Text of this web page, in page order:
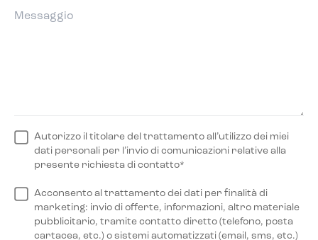
Autorizzo il titolare del trattamento all’utilizzo dei miei
dati personali per l’invio di comunicazioni relative alla
presente richiesta di contatto*
Acconsento al trattamento dei dati per finalità di
marketing: invio di offerte, informazioni, altro materiale
pubblicitario, tramite contatto diretto (telefono, posta
cartacea, etc.) o sistemi automatizzati (email, sms, etc.)